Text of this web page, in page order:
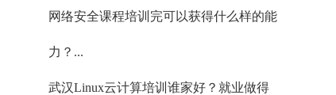
网络安全课程培训完可以获得什么样的能
力？...
武汉Linux云计算培训谁家好？就业做得